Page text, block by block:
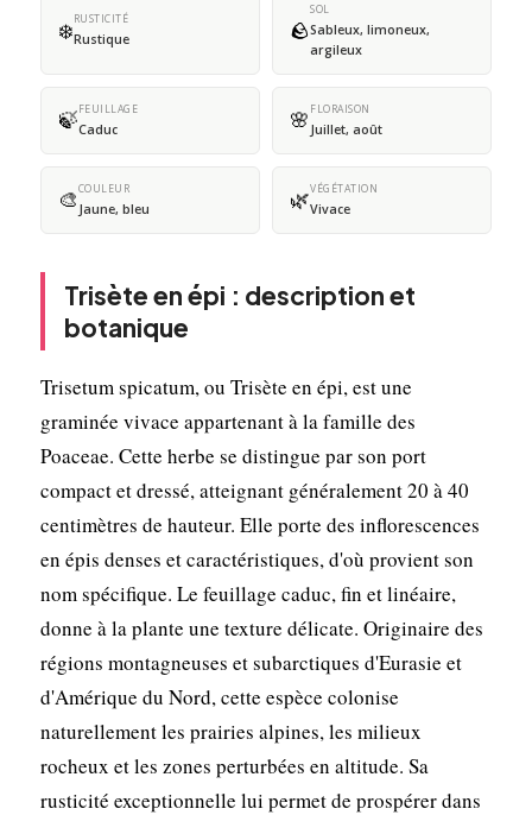
❄️RUSTICITÉ
Rustique 🪨
SOL
Sableux, limoneux,
argileux
🍃FEUILLAGE
Caduc 🌸 FLORAISON
Juillet, août
🎨COULEUR
Jaune, bleu 🌿VÉGÉTATION
Vivace
Trisète en épi : description et
botanique
Trisetum spicatum, ou Trisète en épi, est une
graminée vivace appartenant à la famille des
Poaceae. Cette herbe se distingue par son port
compact et dressé, atteignant généralement 20 à 40
centimètres de hauteur. Elle porte des inflorescences
en épis denses et caractéristiques, d'où provient son
nom spécifique. Le feuillage caduc, fin et linéaire,
donne à la plante une texture délicate. Originaire des
régions montagneuses et subarctiques d'Eurasie et
d'Amérique du Nord, cette espèce colonise
naturellement les prairies alpines, les milieux
rocheux et les zones perturbées en altitude. Sa
rusticité exceptionnelle lui permet de prospérer dans